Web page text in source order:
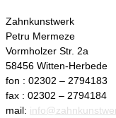
Zahnkunstwerk
Petru Mermeze
Vormholzer Str. 2a
58456 Witten-Herbede
fon : 02302 – 2794183
fax : 02302 – 2794184
mail: